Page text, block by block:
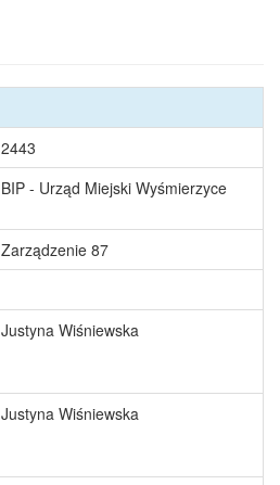
2443
BIP - Urząd Miejski Wyśmierzyce
Zarządzenie 87
Justyna Wiśniewska
Justyna Wiśniewska